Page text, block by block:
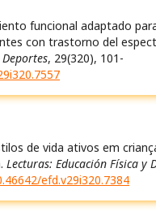
funcional adaptado
con trastorno del
, 29(320), 101-
de vida ativos em
Lecturas: Educación Física y
efd.v29i320.7384